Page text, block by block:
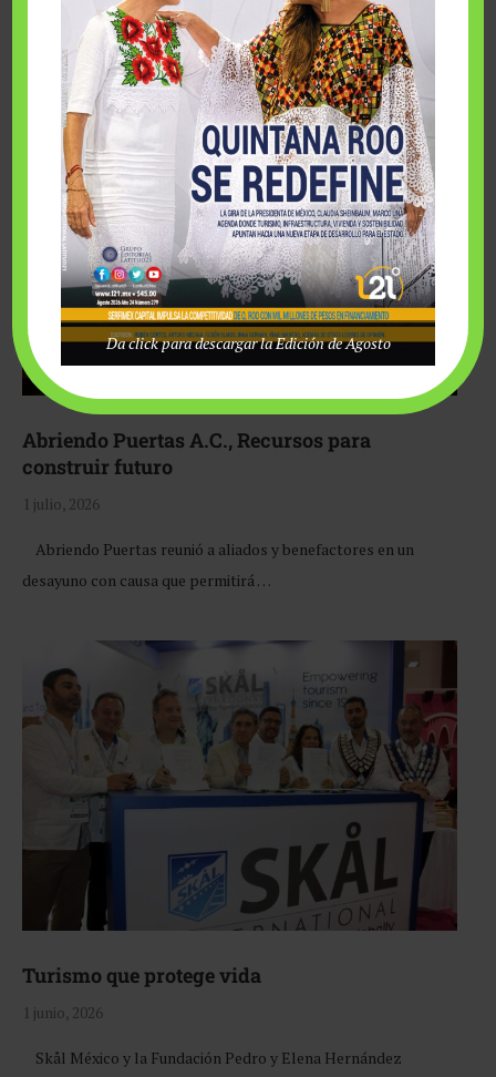
Fairmont Mayakoba y Make-A-Wish México unieron
esfuerzos para hacer realidad el deseo de una …
Abriendo Puertas A.C., Recursos para
construir futuro
1 julio, 2026
Abriendo Puertas reunió a aliados y benefactores en un
desayuno con causa que permitirá …
Turismo que protege vida
1 junio, 2026
Skål México y la Fundación Pedro y Elena Hernández
Da click para descargar la Edición de Agosto